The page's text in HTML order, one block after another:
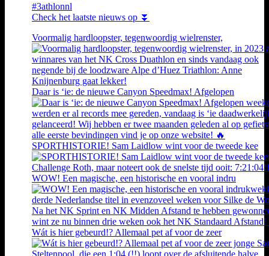
#3athlonnl
Check het laatste nieuws op ⏬
Voormalig hardloopster, tegenwoordig wielrenster,
Daar is ‘ie: de nieuwe Canyon Speedmax! Afgelopen
SPORTHISTORIE! Sam Laidlow wint voor de tweede kee
WOW! Een magische, een historische en vooral indru
Wát is hier gebeurd!? Allemaal pet af voor de zeer